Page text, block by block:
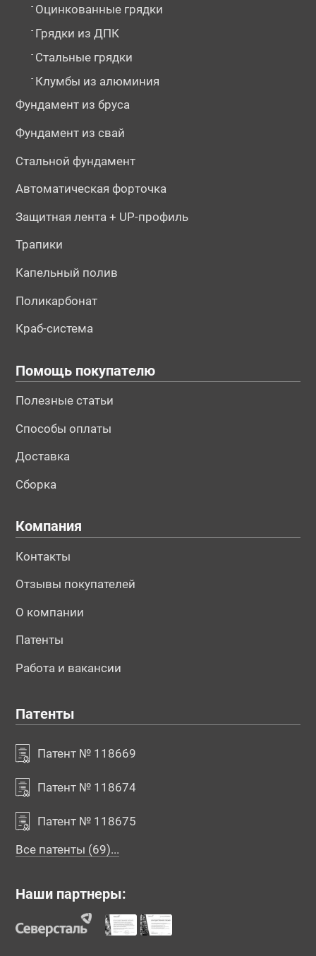
- Оцинкованные грядки
- Грядки из ДПК
- Стальные грядки
- Клумбы из алюминия
Фундамент из бруса
Фундамент из свай
Стальной фундамент
Автоматическая форточка
Защитная лента + UP-профиль
Трапики
Капельный полив
Поликарбонат
Краб-система
Помощь покупателю
Полезные статьи
Способы оплаты
Доставка
Сборка
Компания
Контакты
Отзывы покупателей
О компании
Патенты
Работа и вакансии
Патенты
Патент № 118669
Патент № 118674
Патент № 118675
Все патенты (69)...
Наши партнеры: